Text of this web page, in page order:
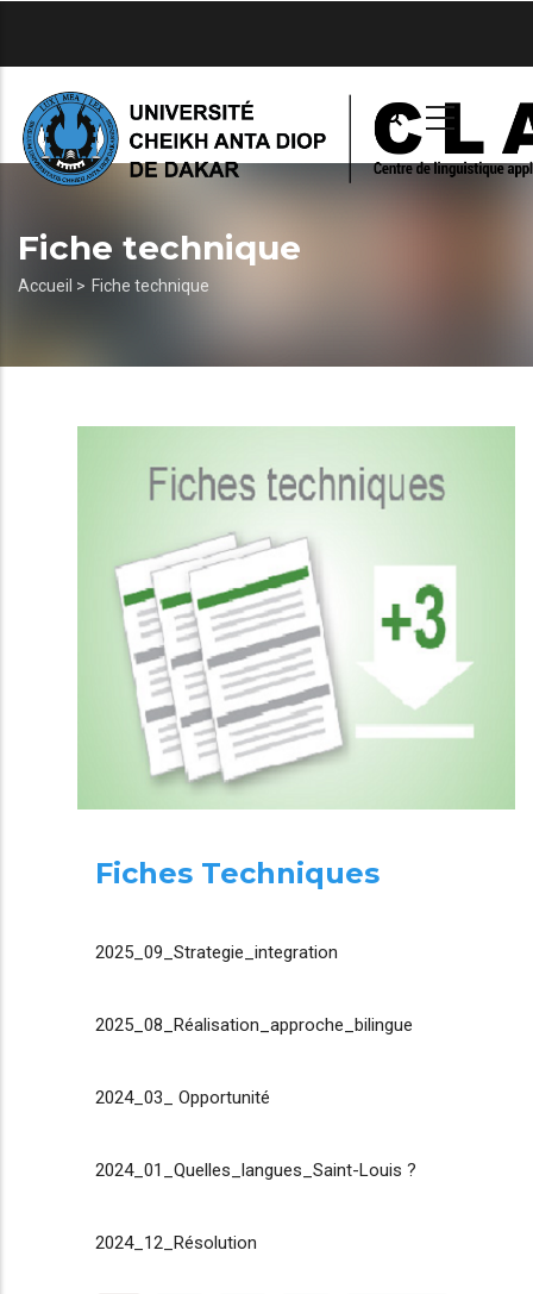
principal
Fiche technique
Fil
Accueil > Fiche technique
Fiches Techniques
2025_09_Strategie_integration
2025_08_Réalisation_approche_bilingue
2024_03_ Opportunité
2024_01_Quelles_langues_Saint-Louis ?
2024_12_Résolution